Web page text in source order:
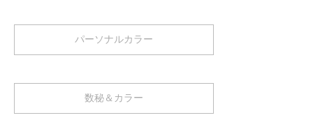
パーソナルカラー
数秘＆カラー